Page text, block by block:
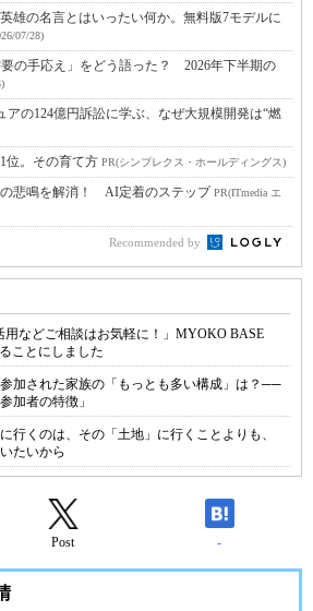
雄の名言とはいったい何か。無料版7モデルに
07/28)
の手応え」をどう語った？ 2026年下半期の
アの124億円訴訟に学ぶ、なぜ大規模開発は“燃
位。その育て方 PR(シンプレクス・ホールディングス)
の悲鳴を解消！ AI定着のステップPR(ITmedia エ
Recommended by
用などご相談はお気軽に！」MYOKO BASE
ことにしました
加された家族の「もっとも多い構成」は？──
加者の特徴」
行くのは、その「土地」に行くことよりも、
たいから
Post -